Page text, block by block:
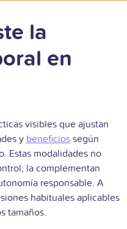
la
en
visibles que ajustan
y beneficios según
Estas modalidades no
la complementan
responsable. A
habituales aplicables
tamaños.